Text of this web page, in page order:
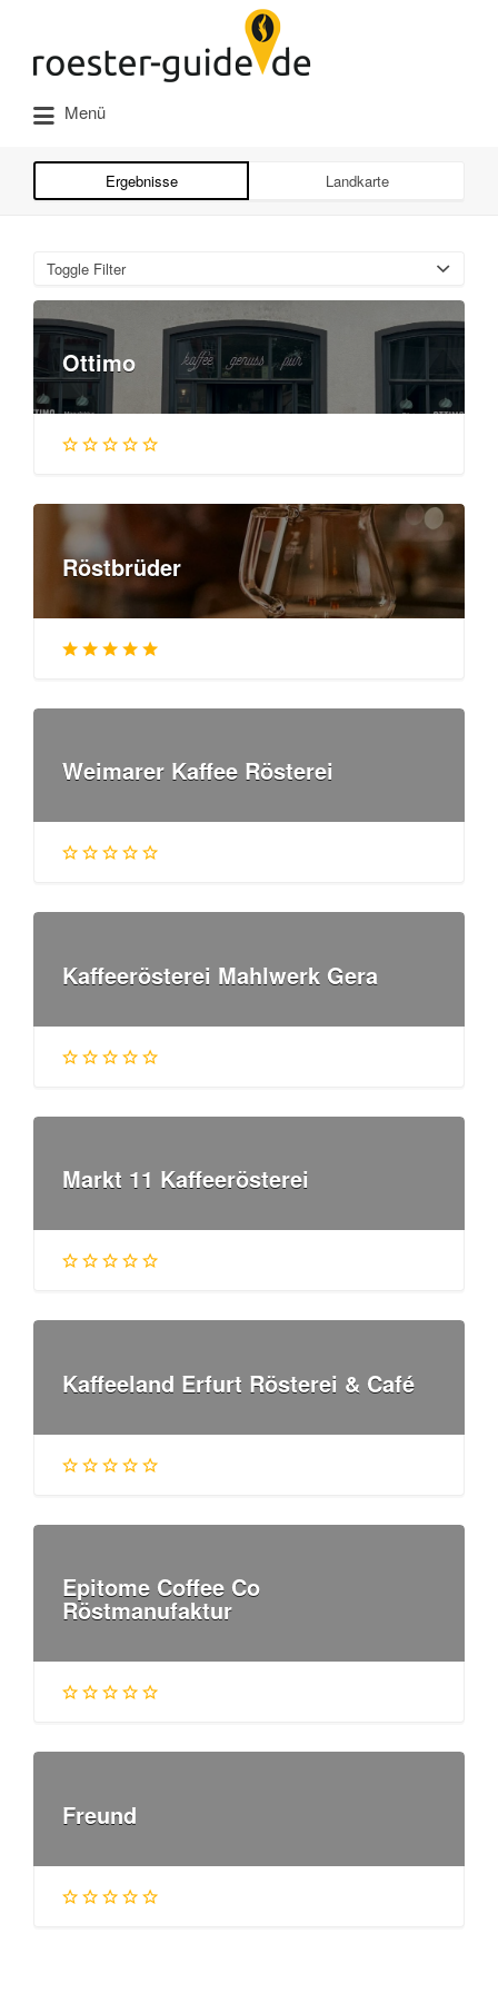
Menü
Ergebnisse Landkarte
Toggle Filter
Ottimo
Röstbrüder
Weimarer Kaffee Rösterei
Kaffeerösterei Mahlwerk Gera
Markt 11 Kaffeerösterei
Kaffeeland Erfurt Rösterei & Café
Epitome Coffee Co
Röstmanufaktur
Freund